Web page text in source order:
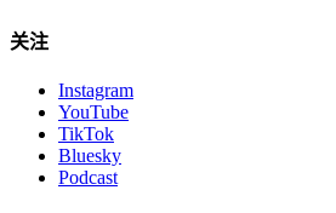
关注
Instagram
YouTube
TikTok
Bluesky
Podcast